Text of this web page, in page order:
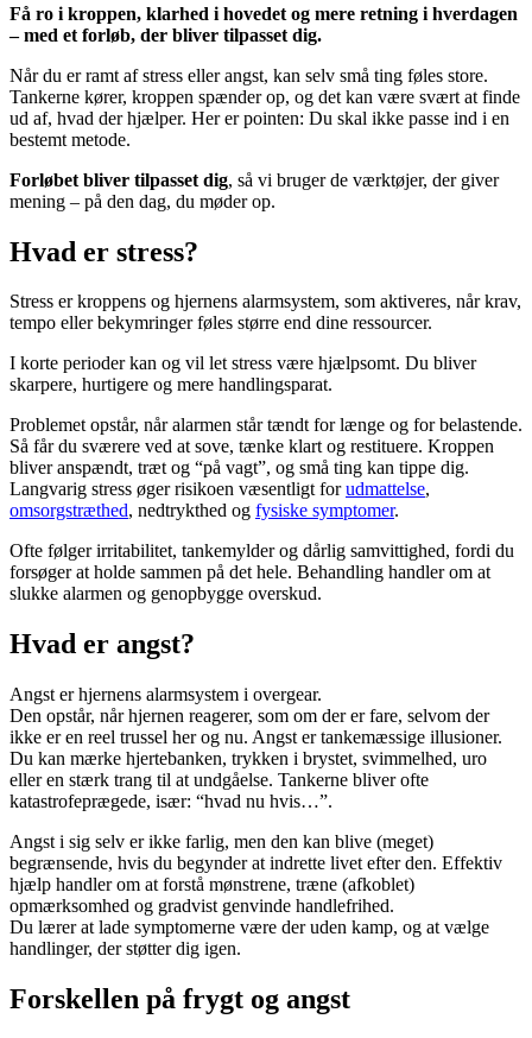
Få ro i kroppen, klarhed i hovedet og mere retning i hverdagen
– med et forløb, der bliver tilpasset dig.
Når du er ramt af stress eller angst, kan selv små ting føles store.
Tankerne kører, kroppen spænder op, og det kan være svært at finde
ud af, hvad der hjælper. Her er pointen: Du skal ikke passe ind i en
bestemt metode.
Forløbet bliver tilpasset dig, så vi bruger de værktøjer, der giver
mening – på den dag, du møder op.
Hvad er stress?
Stress er kroppens og hjernens alarmsystem, som aktiveres, når krav,
tempo eller bekymringer føles større end dine ressourcer.
I korte perioder kan og vil let stress være hjælpsomt. Du bliver
skarpere, hurtigere og mere handlingsparat.
Problemet opstår, når alarmen står tændt for længe og for belastende.
Så får du sværere ved at sove, tænke klart og restituere. Kroppen
bliver anspændt, træt og “på vagt”, og små ting kan tippe dig.
Langvarig stress øger risikoen væsentligt forudmattelse,
omsorgstræthed, nedtrykthed og fysiske symptomer.
Ofte følger irritabilitet, tankemylder og dårlig samvittighed, fordi du
forsøger at holde sammen på det hele. Behandling handler om at
slukke alarmen og genopbygge overskud.
Hvad er angst?
Angst er hjernens alarmsystem i overgear.
Den opstår, når hjernen reagerer, som om der er fare, selvom der
ikke er en reel trussel her og nu. Angst er tankemæssige illusioner.
Du kan mærke hjertebanken, trykken i brystet, svimmelhed, uro
eller en stærk trang til at undgåelse. Tankerne bliver ofte
katastrofeprægede, især: “hvad nu hvis…”.
Angst i sig selv er ikke farlig, men den kan blive (meget)
begrænsende, hvis du begynder at indrette livet efter den. Effektiv
hjælp handler om at forstå mønstrene, træne (afkoblet)
opmærksomhed og gradvist genvinde handlefrihed.
Du lærer at lade symptomerne være der uden kamp, og at vælge
handlinger, der støtter dig igen.
Forskellen på frygt og angst